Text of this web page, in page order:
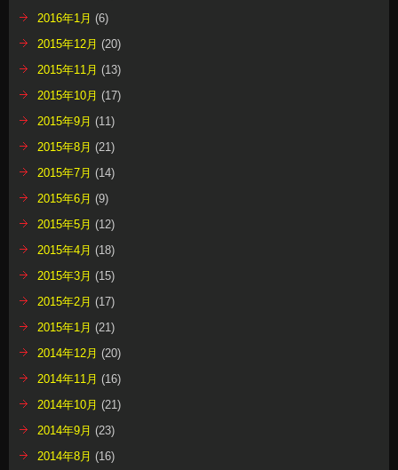
2016年1月 (6)
2015年12月 (20)
2015年11月 (13)
2015年10月 (17)
2015年9月 (11)
2015年8月 (21)
2015年7月 (14)
2015年6月 (9)
2015年5月 (12)
2015年4月 (18)
2015年3月 (15)
2015年2月 (17)
2015年1月 (21)
2014年12月 (20)
2014年11月 (16)
2014年10月 (21)
2014年9月 (23)
2014年8月 (16)